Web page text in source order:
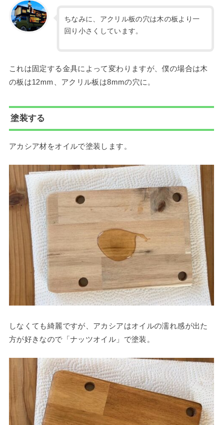
ちなみに、アクリル板の穴は木の板より一
回り小さくしています。
これは固定する金具によって変わりますが、僕の場合は木
の板は12mm、アクリル板は8mmの穴に。
塗装する
アカシア材をオイルで塗装します。
しなくても綺麗ですが、アカシアはオイルの濡れ感が出た
方が好きなので「ナッツオイル」で塗装。